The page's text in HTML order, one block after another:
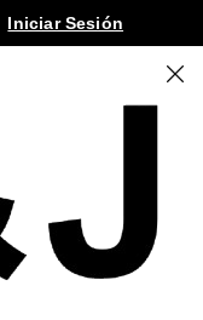
Iniciar Sesión